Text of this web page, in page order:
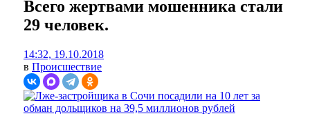
Всего жертвами мошенника стали
29 человек.
14:32, 19.10.2018
в Происшествие